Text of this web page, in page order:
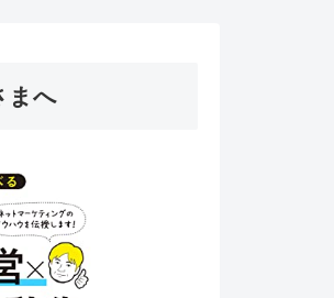
まへ